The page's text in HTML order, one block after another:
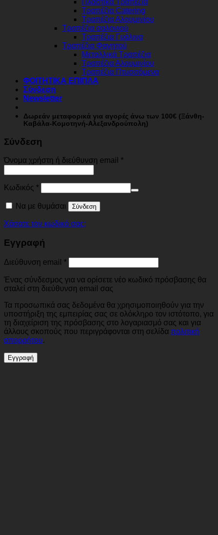
Τραπέζια Catering
Τραπέζια Αλουμινίου
Τραπέζια σαλονιού
Τραπέζια Γυάλινα
Τραπέζια Φαγητού
Μεταλλικά Τραπέζια
Τραπέζια Αλουμινίου
Τραπέζια Πτυσσόμενα
ΦΟΙΤΗΤΙΚΑ ΕΠΙΠΛΑ
Σύνδεση
Newsletter
Δωρεάν μεταφορικά για αγορές άνω των 100€ (Ξάνθη-
Καβάλα-Κομοτηνή-Αλεξανδρούπολη)
Σύνδεση
Όνομα χρήστη ή διεύθυνση email *
Κωδικός *
Να με θυμάσαι Σύνδεση
Χάσατε τον κωδικό σας;
Εγγραφή
Διεύθυνση email *
Ένας σύνδεσμος για να ορίσετε νέο κωδικό πρόσβασης θα
σταλεί στη διεύθυνση email σας
Τα προσωπικά σας δεδομένα θα χρησιμοποιηθούν για την
υποστήριξη της εμπειρίας σας σε ολόκληρο τον ιστότοπο, για
τη διαχείριση της πρόσβασης στο λογαριασμό σας και για
άλλους σκοπούς που περιγράφονται στη σελίδα πολιτική
απορρήτου.
Εγγραφή